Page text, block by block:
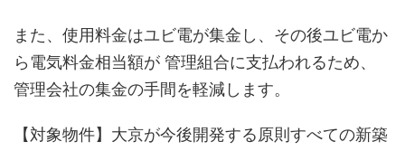
また、使用料金はユビ電が集金し、その後ユビ電か
ら電気料金相当額が 管理組合に支払われるため、
管理会社の集金の手間を軽減します。
【対象物件】大京が今後開発する原則すべての新築